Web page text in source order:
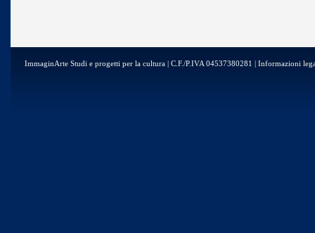
ImmaginArte Studi e progetti per la cultura | C.F./P.IVA 04537380281 | Informazioni